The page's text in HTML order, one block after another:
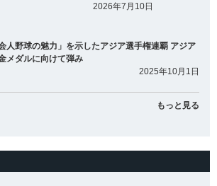
2026年7月10日
会人野球の魅力」を示したアジア選手権連覇 アジア
メダルに向けて弾み
2025年10月1日
もっと見る